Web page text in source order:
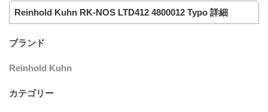
Reinhold Kuhn RK-NOS LTD412 4800012 Typo 詳細
ブランド
Reinhold Kuhn
カテゴリー